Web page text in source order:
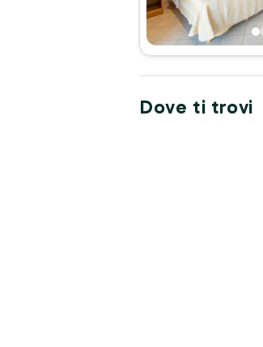
Dove ti trovi